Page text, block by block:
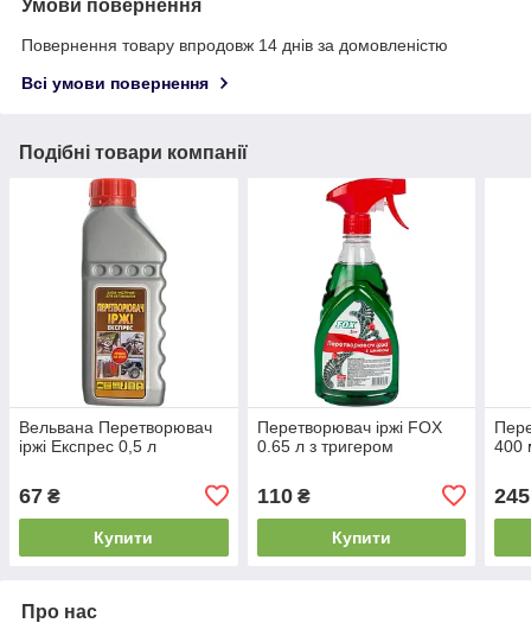
Умови повернення
Повернення товару впродовж 14 днів за домовленістю
Всі умови повернення
Подібні товари компанії
Вельвана Перетворювач
іржі Експрес 0,5 л
67 ₴
Купити
Перетворювач іржі FOX
0.65 л з тригером
110₴
Купити
400
245
Про нас